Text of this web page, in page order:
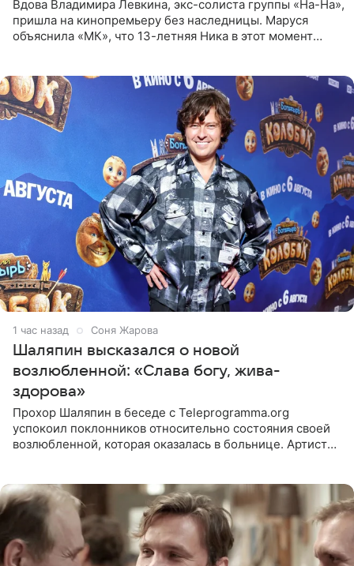
Вдова Владимира Левкина, экс-солиста группы «На-На»,
пришла на кинопремьеру без наследницы. Маруся
объяснила «МК», что 13-летняя Ника в этот момент
1 час назад Соня Жарова
Шаляпин высказался о новой
возлюбленной: «Слава богу, жива-
здорова»
Прохор Шаляпин в беседе с Teleprogramma.org
успокоил поклонников относительно состояния своей
возлюбленной, которая оказалась в больнице. Артист